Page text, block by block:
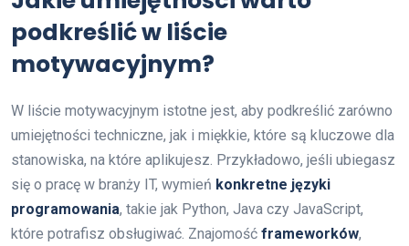
podkreślić w liście
motywacyjnym?
W liście motywacyjnym istotne jest, aby podkreślić zarówno
umiejętności techniczne, jak i miękkie, które są kluczowe dla
stanowiska, na które aplikujesz. Przykładowo, jeśli ubiegasz
się o pracę w branży IT, wymień konkretne języki
programowania, takie jak Python, Java czy JavaScript,
które potrafisz obsługiwać. Znajomość frameworków,